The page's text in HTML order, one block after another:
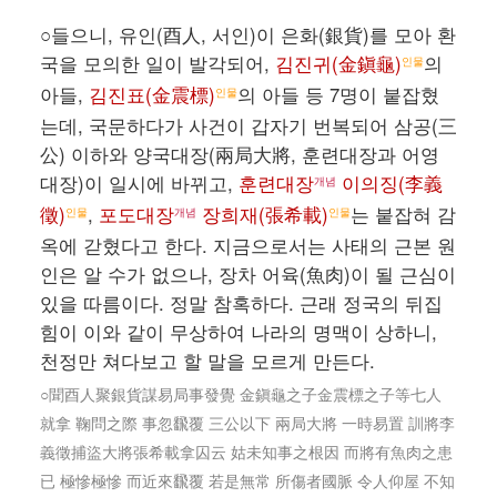
○들으니, 유인(酉人, 서인)이 은화(銀貨)를 모아 환
국을 모의한 일이 발각되어, 김진귀(金鎭龜)인물의
아들, 김진표(金震標)인물의 아들 등 7명이 붙잡혔
는데, 국문하다가 사건이 갑자기 번복되어 삼공(三
公) 이하와 양국대장(兩局大將, 훈련대장과 어영
대장)이 일시에 바뀌고, 훈련대장개념 이의징(李義
徵)인물, 포도대장개념 장희재(張希載)인물는 붙잡혀 감
옥에 갇혔다고 한다. 지금으로서는 사태의 근본 원
인은 알 수가 없으나, 장차 어육(魚肉)이 될 근심이
있을 따름이다. 정말 참혹하다. 근래 정국의 뒤집
힘이 이와 같이 무상하여 나라의 명맥이 상하니,
천정만 쳐다보고 할 말을 모르게 만든다.
○聞酉人聚銀貨謀易局事發覺 金鎭龜之子金震標之子等七人
就拿 鞠問之際 事忽飜覆 三公以下 兩局大將 一時易置 訓將李
義徵捕盜大將張希載拿囚云 姑未知事之根因 而將有魚肉之患
已 極慘極慘 而近來飜覆 若是無常 所傷者國脈 令人仰屋 不知